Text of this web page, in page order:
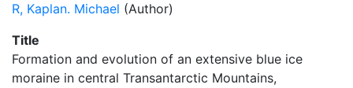
R, Kaplan. Michael (Author)
Title
Formation and evolution of an extensive blue ice
moraine in central Transantarctic Mountains,